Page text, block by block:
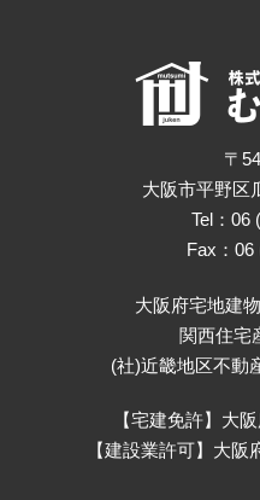
〒
大阪市平野区
Tel：06
Fax：06
大阪府宅地建
関西住宅
(社)近畿地区不動
【宅建免許】大
【建設業許可】大